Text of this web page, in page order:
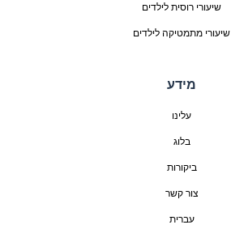
שיעורי רוסית לילדים
שיעורי מתמטיקה לילדים
מידע
עלינו
בלוג
ביקורות
צור קשר
עברית